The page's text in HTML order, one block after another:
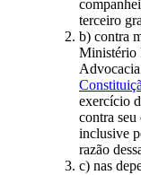
terceiro
b) contra
Ministério
exercício
contra
inclusive
razão
c) nas